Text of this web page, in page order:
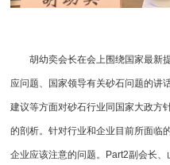
胡幼奕会长在会上围绕国家最新提
应问题、国家领导有关砂石问题的讲
建议等方面对砂石行业同国家大政方
的剖析。针对行业和企业目前所面临
企业应该注意的问题。Part2副会长